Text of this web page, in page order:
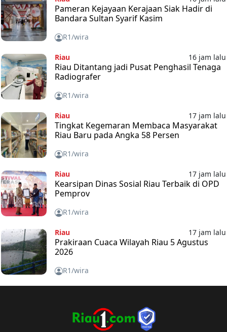
Pameran Kejayaan Kerajaan Siak Hadir di
Bandara Sultan Syarif Kasim
R1/wira
Riau 16 jam lalu
Riau Ditantang jadi Pusat Penghasil Tenaga
Radiografer
R1/wira
Riau 17 jam lalu
Tingkat Kegemaran Membaca Masyarakat
Riau Baru pada Angka 58 Persen
R1/wira
Riau 17 jam lalu
Kearsipan Dinas Sosial Riau Terbaik di OPD
Pemprov
R1/wira
Riau 17 jam lalu
Prakiraan Cuaca Wilayah Riau 5 Agustus
2026
R1/wira